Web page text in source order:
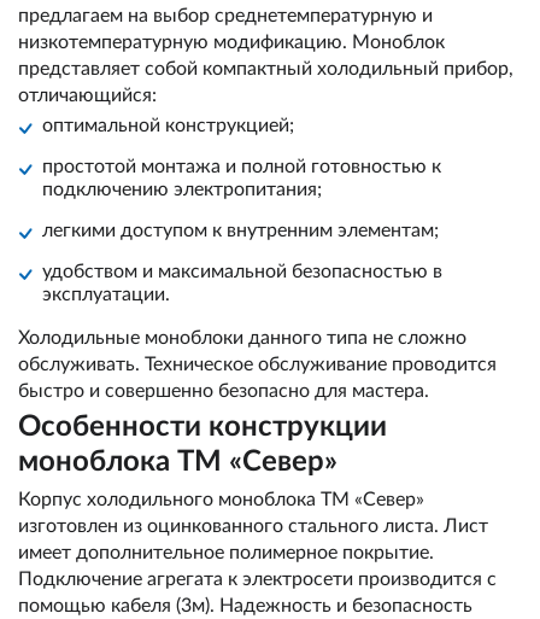
предлагаем на выбор среднетемпературную и
низкотемпературную модификацию. Моноблок
представляет собой компактный холодильный прибор,
отличающийся:
оптимальной конструкцией;
простотой монтажа и полной готовностью к
подключению электропитания;
легкими доступом к внутренним элементам;
удобством и максимальной безопасностью в
эксплуатации.
Холодильные моноблоки данного типа не сложно
обслуживать. Техническое обслуживание проводится
быстро и совершенно безопасно для мастера.
Особенности конструкции
моноблока ТМ «Север»
Корпус холодильного моноблока ТМ «Север»
изготовлен из оцинкованного стального листа. Лист
имеет дополнительное полимерное покрытие.
Подключение агрегата к электросети производится с
помощью кабеля (3м). Надежность и безопасность